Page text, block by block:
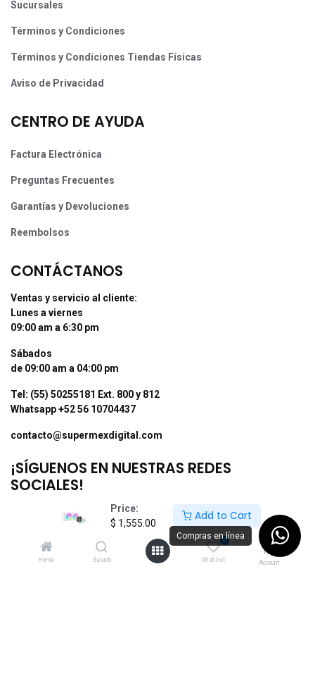
Price:
$ 1,555.00
Add to Cart
Home Search
0
Wishlist Account
Sucursales
Términos y Condiciones
Términos y Condiciones Tiendas Físicas
Aviso de Privacidad
CENTRO DE AYUDA
Factura Electrónica
Preguntas Frecuentes
Garantías y Devoluciones
Reembolsos
CONTÁCTANOS
Ventas y servicio al cliente:
Lunes a viernes
09:00 am a 6:30 pm
Sábados
de 09:00 am a 04:00 pm
Tel: (55) 50255181 Ext. 800 y 812
Whatsapp +52 56 10704437
contacto@supermexdigital.com
¡SÍGUENOS EN NUESTRAS REDES
SOCIALES!
Compras en línea